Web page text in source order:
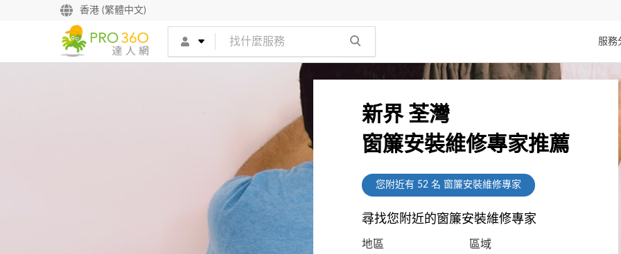
香港 (繁體中文)
服務
新界 荃灣
窗簾安裝維修專家推薦
您附近有 52名 窗簾安裝維修專家
尋找您附近的窗簾安裝維修專家
地區 區域